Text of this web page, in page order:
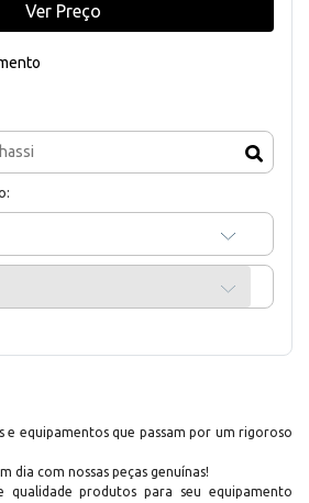
Ver Preço
e equipamentos que passam por um rigoroso
dia com nossas peças genuínas!
qualidade produtos para seu equipamento